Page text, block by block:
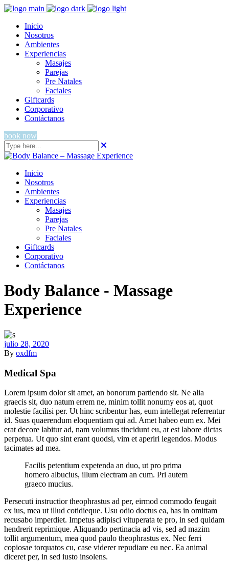
Inicio
Nosotros
Ambientes
Experiencias
Masajes
Parejas
Pre Natales
Faciales
Giftcards
Corporativo
Contáctanos
book now
Inicio
Nosotros
Ambientes
Experiencias
Masajes
Parejas
Pre Natales
Faciales
Giftcards
Corporativo
Contáctanos
Body Balance - Massage
Experience
julio 28, 2020
By oxdfm
Medical Spa
Lorem ipsum dolor sit amet, an bonorum partiendo sit. Ne alia
graecis sit, duo natum errem ne, minim tollit nonumy eos at, quot
molestie facilisi per. Ut hinc scribentur has, eum intellegat referrentur
id. Suas quaerendum eloquentiam qui ad. Amet habeo eum ex. Mei
erat decore labitur ad, nam volumus tincidunt eu, at est labore dictas
perpetua. Ut quo sint erant quodsi, vim et aperiri legendos. Modus
tacimates ad mea.
Facilis petentium expetenda an duo, ut pro prima
homero albucius, illum electram an cum. Pri autem
graeco mucius.
Persecuti instructior theophrastus ad per, eirmod commodo feugait
ex ius, mea ut illud cotidieque. Usu odio doctus ea, has in omittam
recusabo imperdiet. Impetus adipisci vituperata te pro, in sed quidam
hendrerit reprimique. Aliquando pertinacia ad vis, sed ad mazim
tollit argumentum, mea quod paulo theophrastus ex. Nec ferri
copiosae torquatos cu, case viderer repudiare eu nec. Ea animal
diceret per, in sed iusto insolens.